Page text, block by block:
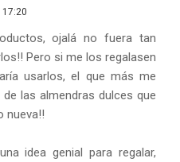
ojalá no fuera tan
Pero si me los regalasen
usarlos, el que más me
las almendras dulces que
nueva!!
idea genial para regalar,